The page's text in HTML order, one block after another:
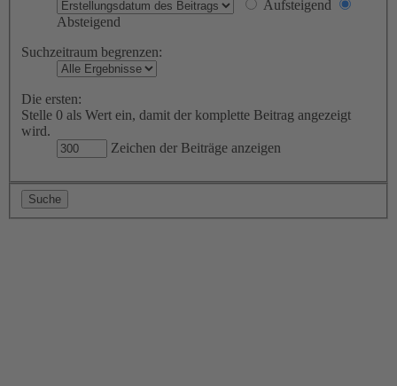
Aufsteigend
Absteigend
Suchzeitraum begrenzen:
Die ersten:
Stelle 0 als Wert ein, damit der komplette Beitrag angezeigt
wird.
Zeichen der Beiträge anzeigen